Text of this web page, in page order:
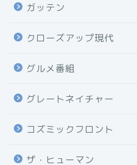
ガッテン
クローズアップ現代
グルメ番組
グレートネイチャー
コズミックフロント
ザ・ヒューマン